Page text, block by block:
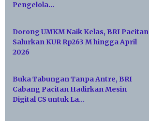
Pengelola…
Dorong UMKM Naik Kelas, BRI Pacitan
Salurkan KUR Rp263 M hingga April
2026
Buka Tabungan Tanpa Antre, BRI
Cabang Pacitan Hadirkan Mesin
Digital CS untuk La…